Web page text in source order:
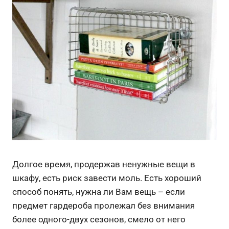
Долгое время, продержав ненужные вещи в
шкафу, есть риск завести моль. Есть хороший
способ понять, нужна ли Вам вещь – если
предмет гардероба пролежал без внимания
более одного-двух сезонов, смело от него